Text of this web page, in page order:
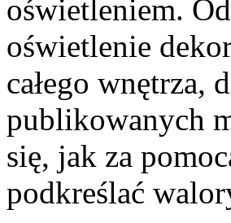
oświetleniem.
oświetlenie
całego wnętrza,
publikowanych
się, jak za
podkreślać